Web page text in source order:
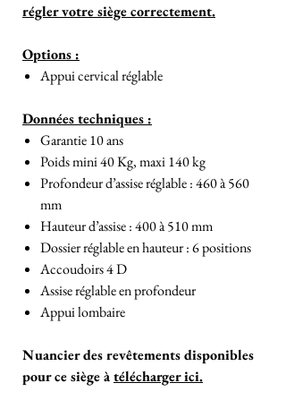
régler votre siège correctement.
Options :
Appui cervical réglable
Données techniques :
Garantie 10 ans
Poids mini 40 Kg, maxi 140 kg
Profondeur d’assise réglable : 460 à 560
mm
Hauteur d’assise : 400 à 510 mm
Dossier réglable en hauteur : 6 positions
Accoudoirs 4 D
Assise réglable en profondeur
Appui lombaire
Nuancier des revêtements disponibles
pour ce siège àtélécharger ici.